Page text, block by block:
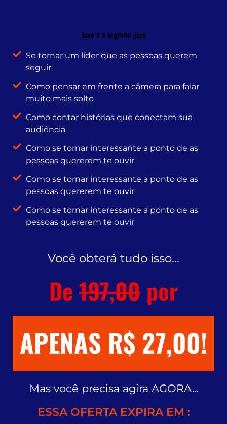
Esse é o segredo para
Se tornar um líder que as pessoas querem
seguir
Como pensar em frente a câmera para falar
muito mais solto
Como contar histórias que conectam sua
audiência
Como se tornar interessante a ponto de as
pessoas quererem te ouvir
Como se tornar interessante a ponto de as
pessoas quererem te ouvir
Como se tornar interessante a ponto de as
pessoas quererem te ouvir
Você obterá tudo isso...
De197,00 por
APENAS R$ 27,00!
Mas você precisa agira AGORA...
ESSA OFERTA EXPIRA EM :